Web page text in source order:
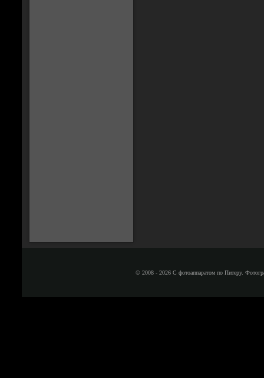
© 2008 - 2026 С фотоаппаратом по Питеру.